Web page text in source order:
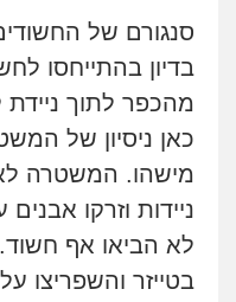
סנגורם של
בדיון בהתייחסו
מהכפר לתוך
כאן ניסיון של
מישהו. המשטרה
ניידות וזרקו
לא הביאו אף
בטייזר והשפריצו